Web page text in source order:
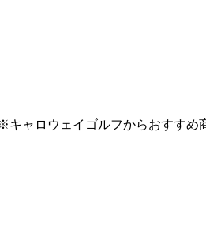
ャロウェイゴルフからおすすめ